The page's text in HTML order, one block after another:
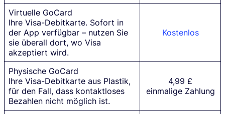
Virtuelle GoCard
Ihre Visa-Debitkarte. Sofort in
der App verfügbar – nutzen Sie
sie überall dort, wo Visa
akzeptiert wird.
Kostenlos
Physische GoCard
Ihre Visa-Debitkarte aus Plastik,
für den Fall, dass kontaktloses
Bezahlen nicht möglich ist.
4,99 £
einmalige Zahlung